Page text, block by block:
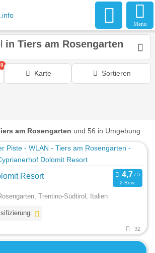
Menu
in Tiers am Rosengarten
0
Karte Sortieren
am Rosengarten und 56 in Umgebung
Resort
2 Bew.
Trentino-Südtirol, Italien
92